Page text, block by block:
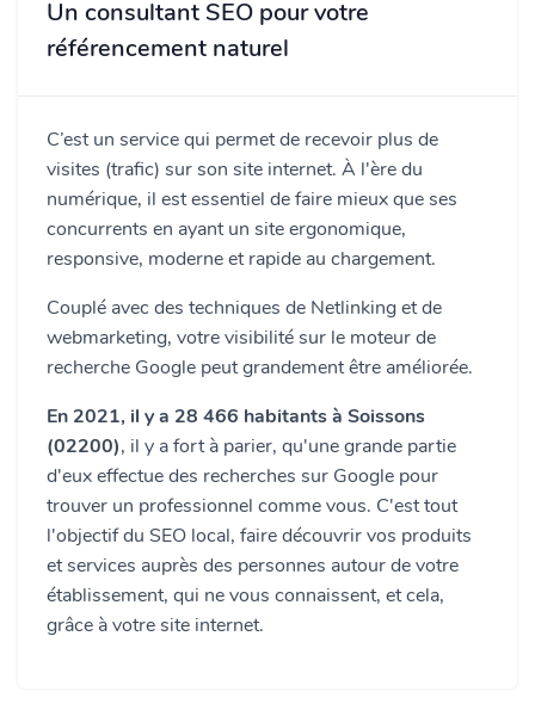
Un consultant SEO pour votre
référencement naturel
C’est un service qui permet de recevoir plus de
visites (trafic) sur son site internet. À l'ère du
numérique, il est essentiel de faire mieux que ses
concurrents en ayant un site ergonomique,
responsive, moderne et rapide au chargement.
Couplé avec des techniques de Netlinking et de
webmarketing, votre visibilité sur le moteur de
recherche Google peut grandement être améliorée.
En 2021, il y a 28 466 habitants à Soissons
(02200), il y a fort à parier, qu'une grande partie
d'eux effectue des recherches sur Google pour
trouver un professionnel comme vous. C'est tout
l'objectif du SEO local, faire découvrir vos produits
et services auprès des personnes autour de votre
établissement, qui ne vous connaissent, et cela,
grâce à votre site internet.